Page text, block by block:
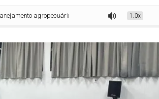
e anuncia lançamento do Projeto Agroclima
1.0x